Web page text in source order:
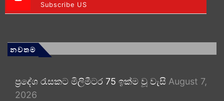
Subscribe US
නවතම
ප්‍රදේශ රැසකට මිලිමීටර 75 ඉක්ම වූ වැසි August 7,
2026